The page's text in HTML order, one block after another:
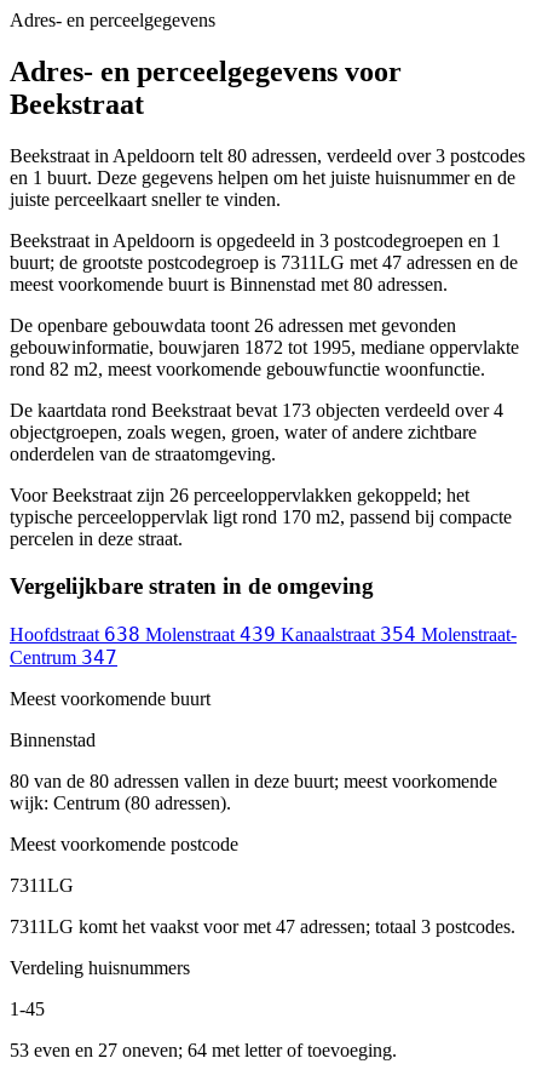
Adres- en perceelgegevens
Adres- en perceelgegevens voor
Beekstraat
Beekstraat in Apeldoorn telt 80 adressen, verdeeld over 3 postcodes
en 1 buurt. Deze gegevens helpen om het juiste huisnummer en de
juiste perceelkaart sneller te vinden.
Beekstraat in Apeldoorn is opgedeeld in 3 postcodegroepen en 1
buurt; de grootste postcodegroep is 7311LG met 47 adressen en de
meest voorkomende buurt is Binnenstad met 80 adressen.
De openbare gebouwdata toont 26 adressen met gevonden
gebouwinformatie, bouwjaren 1872 tot 1995, mediane oppervlakte
rond 82 m2, meest voorkomende gebouwfunctie woonfunctie.
De kaartdata rond Beekstraat bevat 173 objecten verdeeld over 4
objectgroepen, zoals wegen, groen, water of andere zichtbare
onderdelen van de straatomgeving.
Voor Beekstraat zijn 26 perceeloppervlakken gekoppeld; het
typische perceeloppervlak ligt rond 170 m2, passend bij compacte
percelen in deze straat.
Vergelijkbare straten in de omgeving
Hoofdstraat 638 Molenstraat 439 Kanaalstraat 354 Molenstraat-
Centrum 347
Meest voorkomende buurt
Binnenstad
80 van de 80 adressen vallen in deze buurt; meest voorkomende
wijk: Centrum (80 adressen).
Meest voorkomende postcode
7311LG
7311LG komt het vaakst voor met 47 adressen; totaal 3 postcodes.
Verdeling huisnummers
1-45
53 even en 27 oneven; 64 met letter of toevoeging.